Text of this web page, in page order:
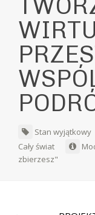
Stan wyjątkowy
Cały świat
zbierzesz"